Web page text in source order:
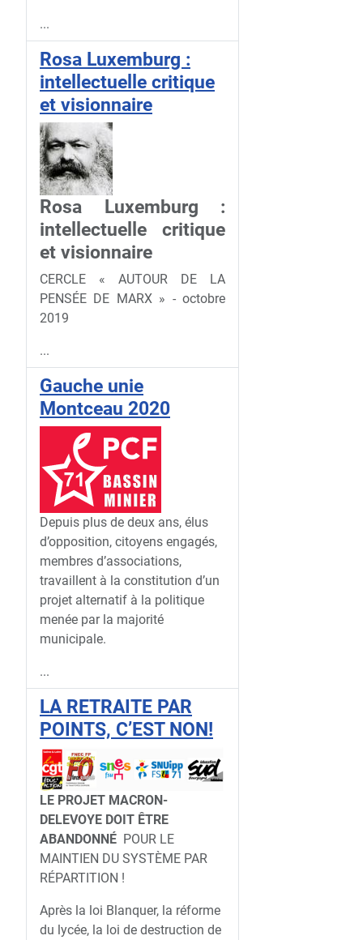
...
Rosa Luxemburg :
intellectuelle critique
et visionnaire
Rosa Luxemburg :
intellectuelle critique
et visionnaire
CERCLE « AUTOUR DE LA
PENSÉE DE MARX » - octobre
2019
...
Gauche unie
Montceau 2020
Depuis plus de deux ans, élus
d’opposition, citoyens engagés,
membres d’associations,
travaillent à la constitution d’un
projet alternatif à la politique
menée par la majorité
municipale.
...
LA RETRAITE PAR
POINTS, C’EST NON!
LE PROJET MACRON-
DELEVOYE DOIT ÊTRE
ABANDONNÉ POUR LE
MAINTIEN DU SYSTÈME PAR
RÉPARTITION !
Après la loi Blanquer, la réforme
du lycée, la loi de destruction de